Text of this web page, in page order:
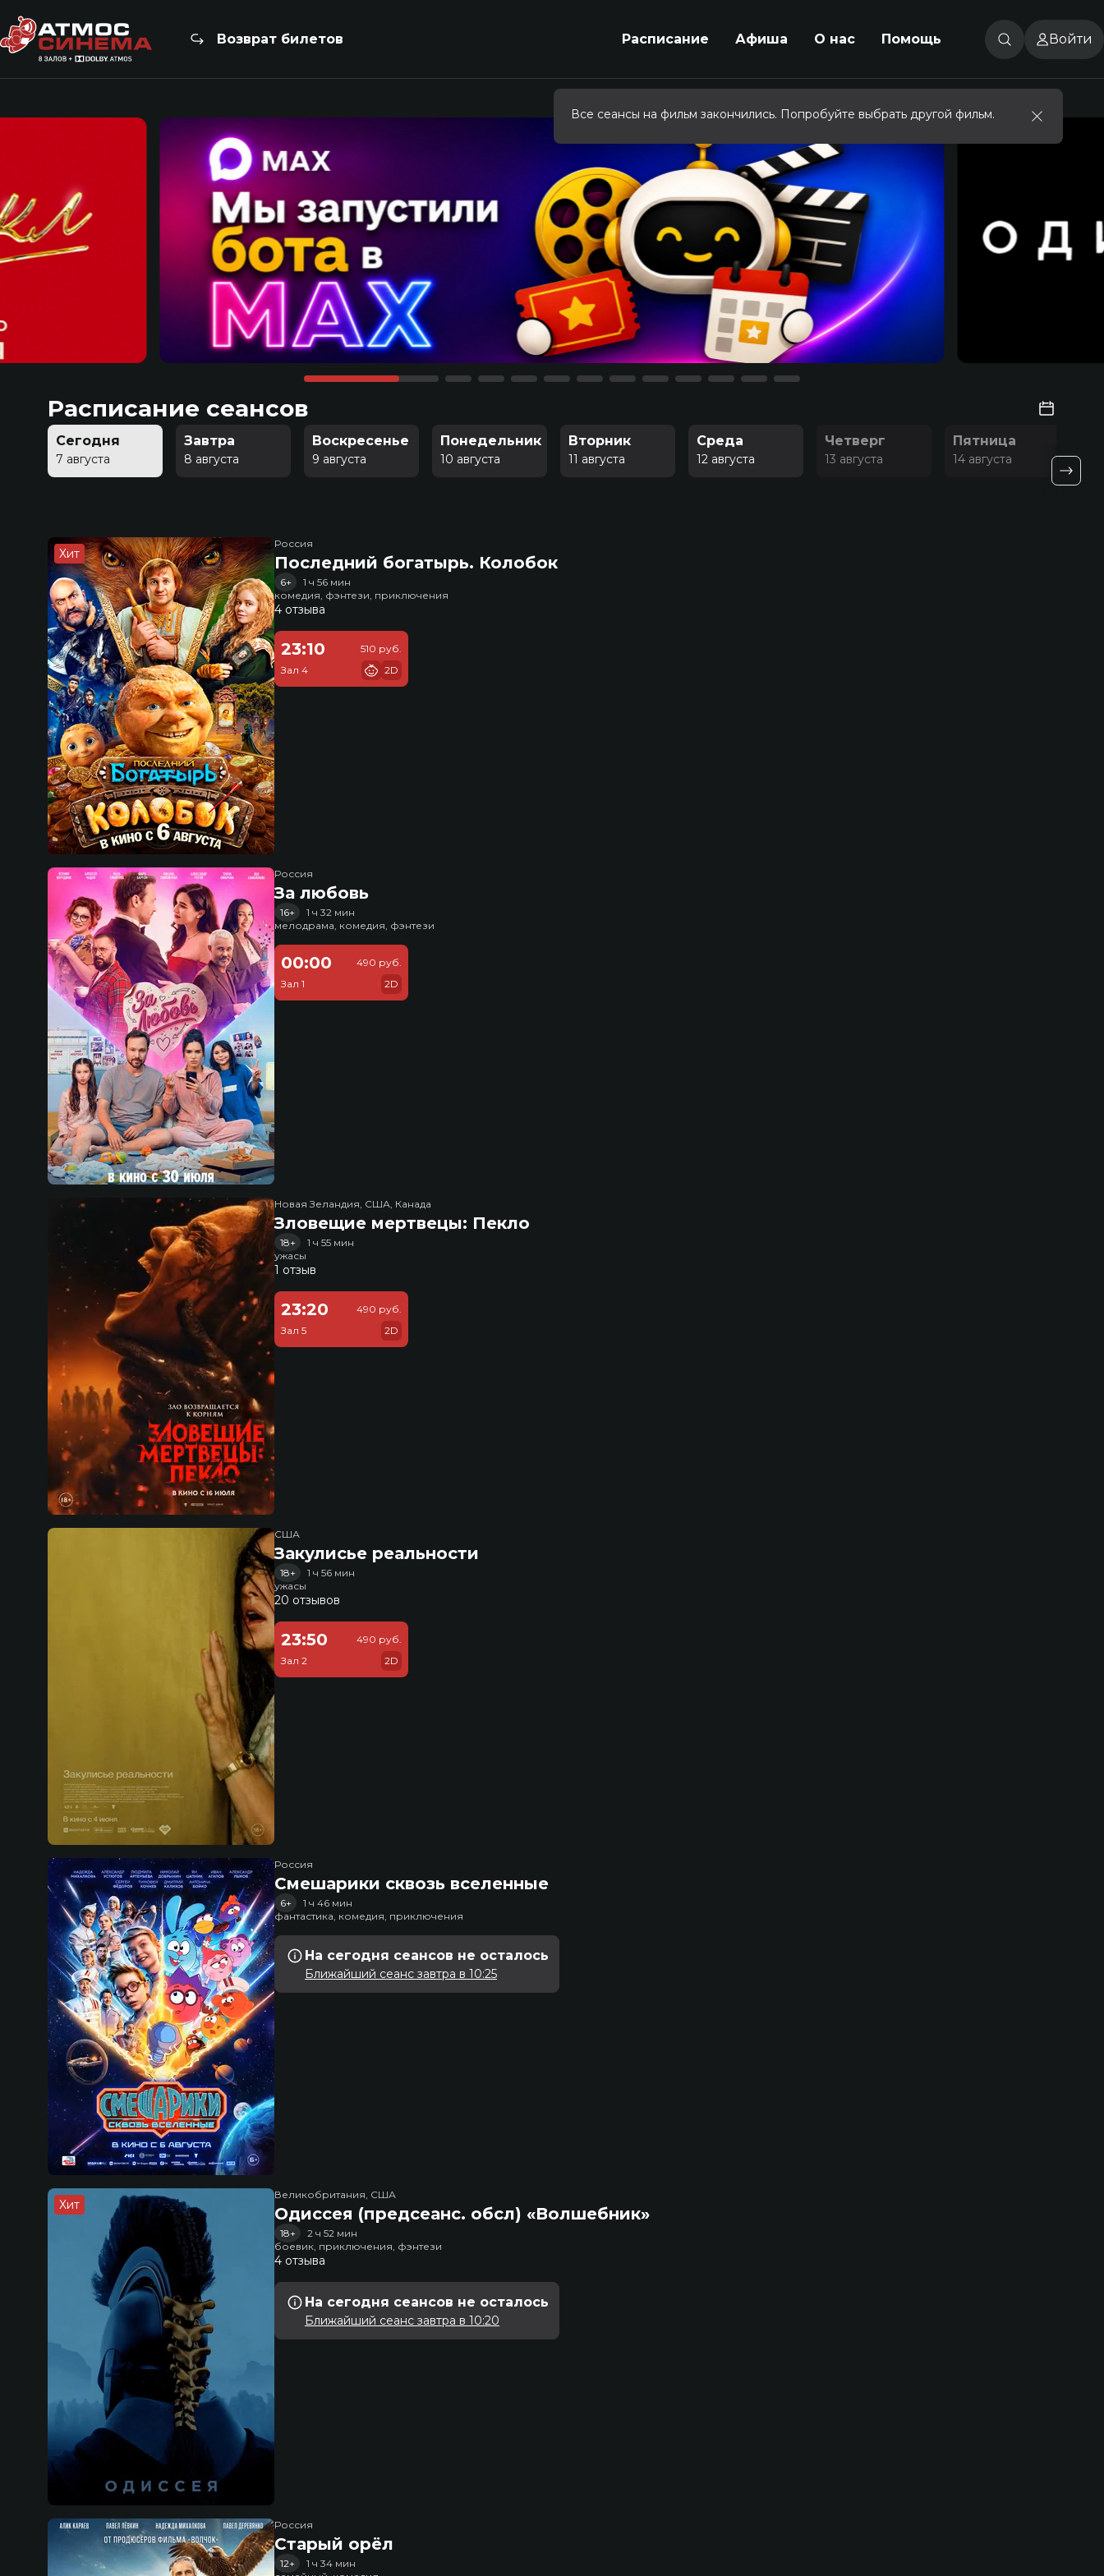
Возврат билетов Расписание Афиша О нас Помощь Войти
Расписание сеансов
Сегодня
7 августа
Завтра
8 августа
Воскресенье
9 августа
Понедельник
10 августа
Вторник
11 августа
Среда
12 августа
Четверг
13 августа
Пятница
14 августа
Хит
Россия
Последний богатырь. Колобок
6+
1 ч 56 мин
комедия, фэнтези, приключения
4 отзыва
23:10
Зал 4
510 руб.
2D
Россия
За любовь
16+
1 ч 32 мин
мелодрама, комедия, фэнтези
00:00
Зал 1
490 руб.
2D
Новая Зеландия, США, Канада
Зловещие мертвецы: Пекло
18+
1 ч 55 мин
ужасы
1 отзыв
23:20
Зал 5
490 руб.
2D
США
Закулисье реальности
18+
1 ч 56 мин
ужасы
20 отзывов
23:50
Зал 2
490 руб.
2D
Россия
Смешарики сквозь вселенные
6+
1 ч 46 мин
фантастика, комедия, приключения
На сегодня сеансов не осталось
Ближайший сеанс завтра в 10:25
Хит
Великобритания, США
Одиссея (предсеанс. обсл) «Волшебник»
18+
2 ч 52 мин
боевик, приключения, фэнтези
4 отзыва
На сегодня сеансов не осталось
Ближайший сеанс завтра в 10:20
Россия
Старый орёл
12+
1 ч 34 мин
Все сеансы на фильм закончились. Попробуйте выбрать другой фильм.